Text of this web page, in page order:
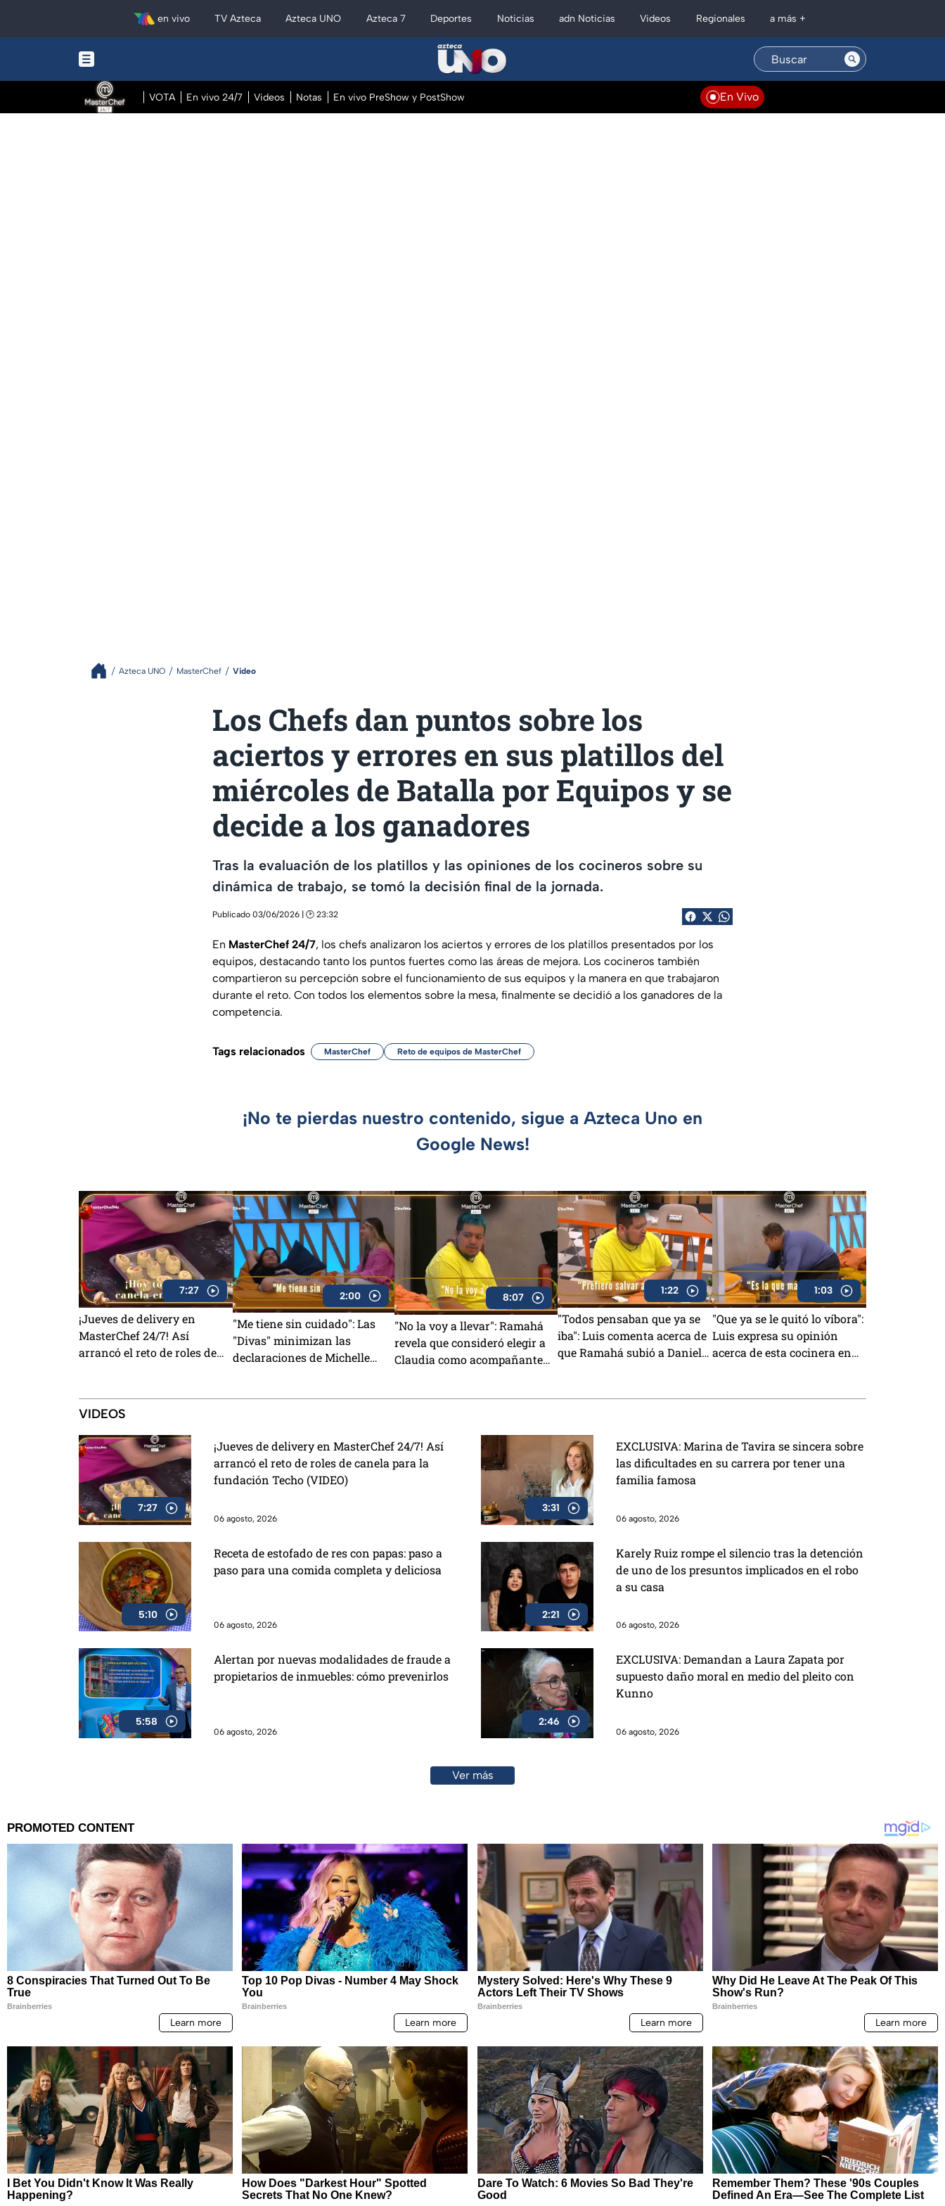
en vivo TV Azteca Azteca UNO Azteca 7 Deportes Noticias adn Noticias Videos Regionales a más +
VOTA En vivo 24/7 Videos Notas En vivo PreShow y PostShow En Vivo
Azteca UNO MasterChef Video
Los Chefs dan puntos sobre los
aciertos y errores en sus platillos del
miércoles de Batalla por Equipos y se
decide a los ganadores
Tras la evaluación de los platillos y las opiniones de los cocineros sobre su
dinámica de trabajo, se tomó la decisión final de la jornada.
Publicado 03/06/2026 | 🕑 23:32
En MasterChef 24/7, los chefs analizaron los aciertos y errores de los platillos presentados por los
equipos, destacando tanto los puntos fuertes como las áreas de mejora. Los cocineros también
compartieron su percepción sobre el funcionamiento de sus equipos y la manera en que trabajaron
durante el reto. Con todos los elementos sobre la mesa, finalmente se decidió a los ganadores de la
competencia.
Tags relacionados MasterChef Reto de equipos de MasterChef
¡No te pierdas nuestro contenido, sigue a Azteca Uno en
Google News!
7:27
¡Jueves de delivery en
MasterChef 24/7! Así
arrancó el reto de roles de
2:00
"Me tiene sin cuidado": Las
"Divas" minimizan las
declaraciones de Michelle
8:07
"No la voy a llevar": Ramahá
revela que consideró elegir a
Claudia como acompañante
1:22
"Todos pensaban que ya se
iba": Luis comenta acerca de
que Ramahá subió a Daniela
1:03
"Que ya se le quitó lo víbora":
Luis expresa su opinión
acerca de esta cocinera en
VIDEOS
7:27
¡Jueves de delivery en MasterChef 24/7! Así
arrancó el reto de roles de canela para la
fundación Techo (VIDEO)
06 agosto, 2026
3:31
EXCLUSIVA: Marina de Tavira se sincera sobre
las dificultades en su carrera por tener una
familia famosa
06 agosto, 2026
5:10
Receta de estofado de res con papas: paso a
paso para una comida completa y deliciosa
06 agosto, 2026
2:21
Karely Ruiz rompe el silencio tras la detención
de uno de los presuntos implicados en el robo
a su casa
06 agosto, 2026
5:58
Alertan por nuevas modalidades de fraude a
propietarios de inmuebles: cómo prevenirlos
06 agosto, 2026
2:46
EXCLUSIVA: Demandan a Laura Zapata por
supuesto daño moral en medio del pleito con
Kunno
06 agosto, 2026
Ver más